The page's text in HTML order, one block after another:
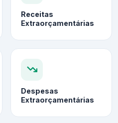
Receitas
Extraorçamentárias
Despesas
Extraorçamentárias